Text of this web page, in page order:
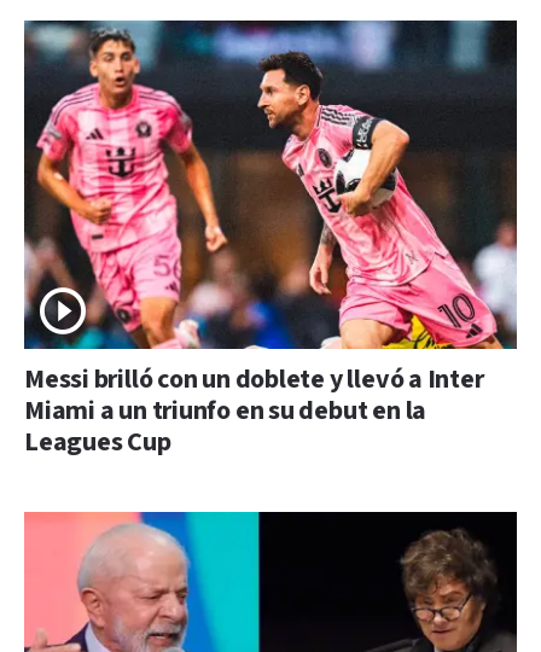
Messi brilló con un doblete y llevó a Inter
Miami a un triunfo en su debut en la
Leagues Cup